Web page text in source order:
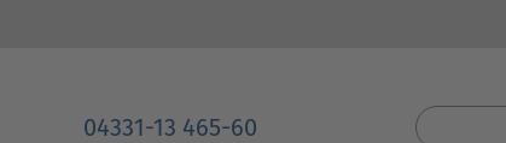
04331-13 465-60